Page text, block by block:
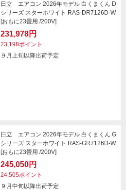
日立 エアコン 2026年モデル 白くまくん D
シリーズ スターホワイト RAS-DR7126D-W
[おもに23畳用 /200V]
231,978円
23,198ポイント
９月上旬以降出荷予定
日立 エアコン 2026年モデル 白くまくん G
シリーズ スターホワイト RAS-GR7126D-W
[おもに23畳用 /200V]
245,050円
24,505ポイント
９月中旬以降出荷予定